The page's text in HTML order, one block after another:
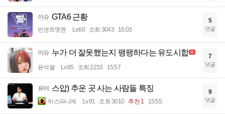
이슈 GTA6 근황
빈센트멧젠 Lv.60 조회 3043 16:03
5
댓글
이슈 누가 더 잘못했는지 팽팽하다는 유도시합
윤석렬 Lv.65 조회 2233 15:57
7
댓글
유머 스압) 추운 곳 사는 사람들 특징
히스파니에 Lv.91 조회 3010 추천 1 15:55
9
댓글